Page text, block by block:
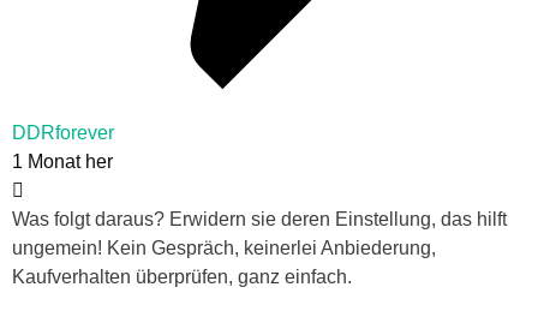
DDRforever
1 Monat her
Was folgt daraus? Erwidern sie deren Einstellung, das hilft
ungemein! Kein Gespräch, keinerlei Anbiederung,
Kaufverhalten überprüfen, ganz einfach.